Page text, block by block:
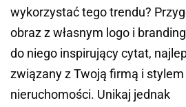
wykorzystać tego trendu?
obraz z własnym logo i
do niego inspirujący cytat,
związany z Twoją firmą i stylem
nieruchomości. Unikaj jednak